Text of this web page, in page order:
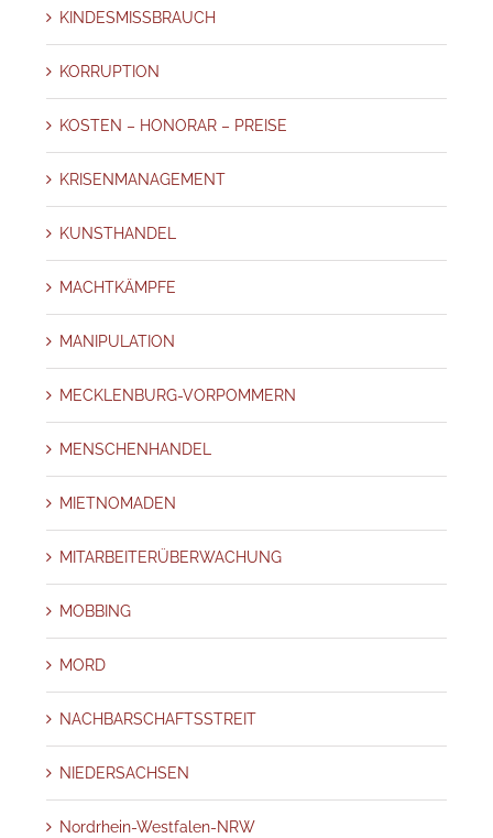
KINDESMISSBRAUCH
KORRUPTION
KOSTEN – HONORAR – PREISE
KRISENMANAGEMENT
KUNSTHANDEL
MACHTKÄMPFE
MANIPULATION
MECKLENBURG-VORPOMMERN
MENSCHENHANDEL
MIETNOMADEN
MITARBEITERÜBERWACHUNG
MOBBING
MORD
NACHBARSCHAFTSSTREIT
NIEDERSACHSEN
Nordrhein-Westfalen-NRW